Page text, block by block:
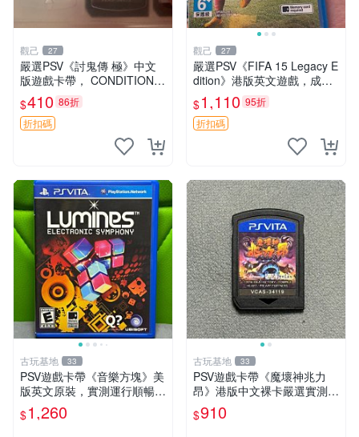
觀己 27
嚴選PSV《討鬼傳 極》中文
版遊戲卡帶， CONDITION尚
佳，日常使用留痕，運作順
暢，適合收藏。討鬼傳極 PS
V 主機 卡帶
$410 86折
折扣碼
觀己 27
嚴選PSV《FIFA 15 Legacy E
dition》港版英文遊戲，成色
幾乎全新，附原裝包裝盒及乾
淨盤面。適合收藏與自行玩
樂，體育類遊戲不容錯過。
$1,110 95折
折扣碼
古玩基地 33
PSV遊戲卡帶《音樂方塊》美
版英文原裝，實測運行順暢，
圖示成色真實呈現，拍下即視
同確認。 音樂方塊 PSV 游戲
$1,260
古玩基地 33
PSV遊戲卡帶《魔壞神兆力
昂》港版中文裸卡嚴選實測無
誤索尼專用 psv 魔壞神 港版
$910